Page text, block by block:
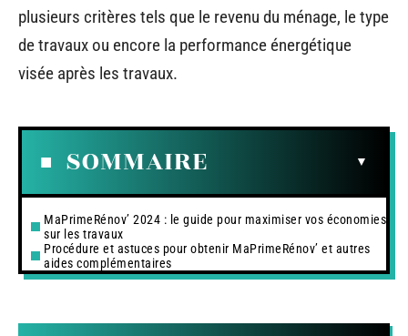
plusieurs critères tels que le revenu du ménage, le type
de travaux ou encore la performance énergétique
visée après les travaux.
SOMMAIRE
MaPrimeRénov’ 2024 : le guide pour maximiser vos économies
sur les travaux
Procédure et astuces pour obtenir MaPrimeRénov’ et autres
aides complémentaires